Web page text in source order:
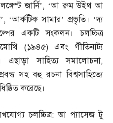
জার্নি’, ‘আ রুম উইথ আ
, ‘আর্কটিক সামার’ প্রভৃতি। ‘দ্য
একটি সংকলন। চলচ্চিত্র
(১৯৪৫)এবং গীতিনাট্য
এছাড়া সাহিত্য সমালোচনা,
সহ বহু রচনা বিশ্বসাহিত্যে
করেছে।
চলচ্চিত্র:আ প্যাসেজ টু